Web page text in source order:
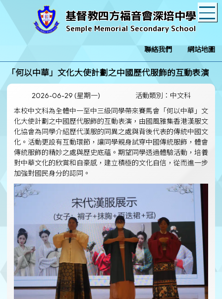
基督教四方福音會深培中學
Semple Memorial Secondary School
聯絡我們 網站地圖
「何以中華」文化大使計劃之中國歷代服飾的互動表演
2026-06-29 (星期一)
活動類別：中文科
本校中文科為全體中一至中三級同學帶來賽馬會「何以中華」文
化大使計劃之中國歷代服飾的互動表演，由國風雅集香港漢服文
化協會為同學介紹歷代漢服的同異之處與背後代表的傳統中國文
化。活動更設有互動環節，讓同學親身試穿中國傳統服飾，體會
傳統服飾的精妙之處與歷史底蘊。期望同學透過體驗活動，培養
對中華文化的欣賞和自豪感，建立積極的文化自信，從而進一步
加強對國民身分的認同。